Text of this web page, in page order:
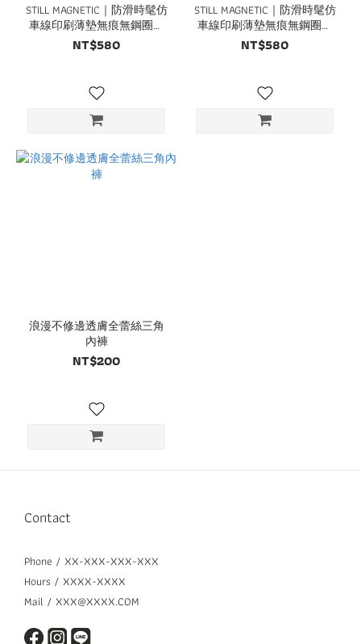
STILL MAGNETIC｜防滑時髦仿
車線印刷薄墊無痕無鋼圈內
衣
NT$580
STILL MAGNETIC｜防滑時髦仿
車線印刷薄墊無痕無鋼圈內
衣
NT$580
浪漫不修邊透膚全蕾絲三角
內褲
NT$200
Contact
Phone / XX-XXX-XXX-XXX
Hours / XXXX-XXXX
Mail / XXX@XXXX.COM